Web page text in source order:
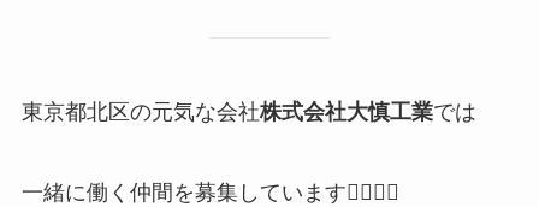
東京都北区の元気な会社株式会社大慎工業では
一緒に働く仲間を募集しています👷‍♂️👷‍♂️